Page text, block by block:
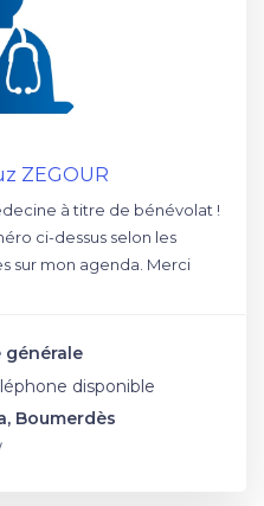
ZEGOUR
à titre de bénévolat !
ci-dessus selon les
sur mon agenda. Merci
générale
disponible
Boumerdès